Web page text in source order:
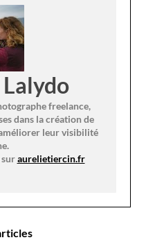
freelance,
dans la création de
leur visibilité
aurelietiercin.fr